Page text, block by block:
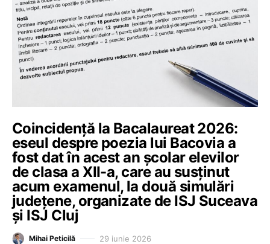
Coincidență la Bacalaureat 2026:
eseul despre poezia lui Bacovia a
fost dat în acest an școlar elevilor
de clasa a XII-a, care au susținut
acum examenul, la două simulări
județene, organizate de ISJ Suceava
și ISJ Cluj
Mihai Peticilă 29 iunie 2026